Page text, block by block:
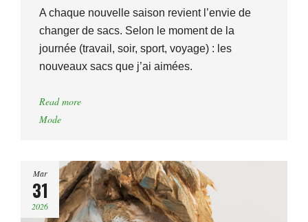
A chaque nouvelle saison revient l’envie de
changer de sacs. Selon le moment de la
journée (travail, soir, sport, voyage) : les
nouveaux sacs que j’ai aimées.
Read more
Mode
Mar
31
2026